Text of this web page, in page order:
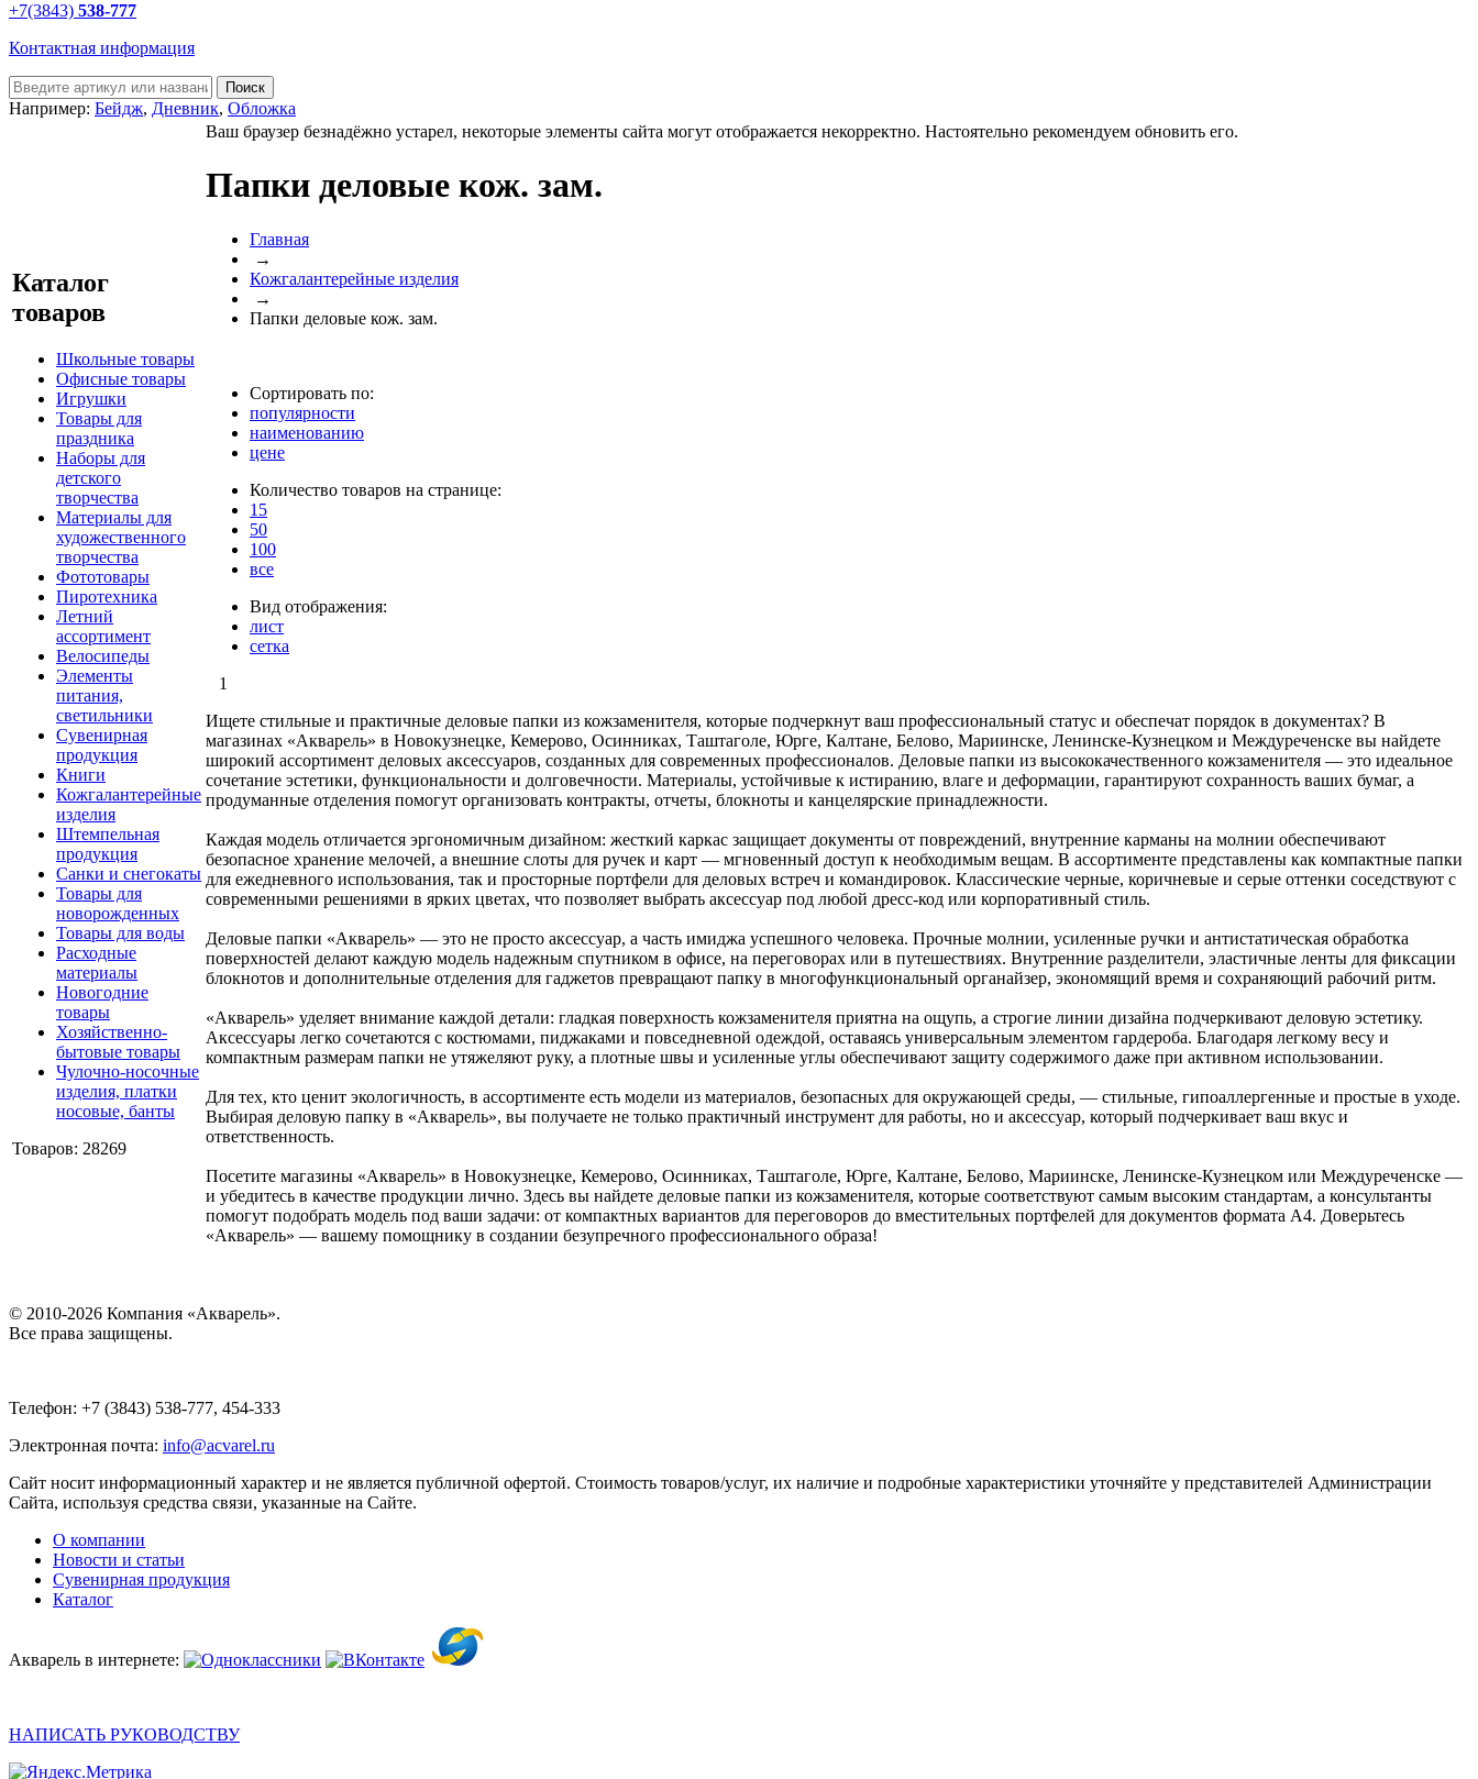
+7(3843) 538-777
Контактная информация
Например: Бейдж, Дневник, Обложка
Каталог
товаров
Школьные товары
Офисные товары
Игрушки
Товары для
праздника
Наборы для
детского
творчества
Материалы для
художественного
творчества
Фототовары
Пиротехника
Летний
ассортимент
Велосипеды
Элементы
питания,
светильники
Сувенирная
продукция
Книги
Кожгалантерейные
изделия
Штемпельная
продукция
Санки и снегокаты
Товары для
новорожденных
Товары для воды
Расходные
материалы
Новогодние
товары
Хозяйственно-
бытовые товары
Чулочно-носочные
изделия, платки
носовые, банты
Товаров: 28269
Ваш браузер безнадёжно устарел, некоторые элементы сайта могут отображается некорректно. Настоятельно рекомендуем обновить его.
Папки деловые кож. зам.
Главная
→
Кожгалантерейные изделия
→
Папки деловые кож. зам.
Сортировать по:
популярности
наименованию
цене
Количество товаров на странице:
15
50
100
все
Вид отображения:
лист
сетка
1
Ищете стильные и практичные деловые папки из кожзаменителя, которые подчеркнут ваш профессиональный статус и обеспечат порядок в документах? В
магазинах «Акварель» в Новокузнецке, Кемерово, Осинниках, Таштаголе, Юрге, Калтане, Белово, Мариинске, Ленинске-Кузнецком и Междуреченске вы найдете
широкий ассортимент деловых аксессуаров, созданных для современных профессионалов. Деловые папки из высококачественного кожзаменителя — это идеальное
сочетание эстетики, функциональности и долговечности. Материалы, устойчивые к истиранию, влаге и деформации, гарантируют сохранность ваших бумаг, а
продуманные отделения помогут организовать контракты, отчеты, блокноты и канцелярские принадлежности.
Каждая модель отличается эргономичным дизайном: жесткий каркас защищает документы от повреждений, внутренние карманы на молнии обеспечивают
безопасное хранение мелочей, а внешние слоты для ручек и карт — мгновенный доступ к необходимым вещам. В ассортименте представлены как компактные папки
для ежедневного использования, так и просторные портфели для деловых встреч и командировок. Классические черные, коричневые и серые оттенки соседствуют с
современными решениями в ярких цветах, что позволяет выбрать аксессуар под любой дресс-код или корпоративный стиль.
Деловые папки «Акварель» — это не просто аксессуар, а часть имиджа успешного человека. Прочные молнии, усиленные ручки и антистатическая обработка
поверхностей делают каждую модель надежным спутником в офисе, на переговорах или в путешествиях. Внутренние разделители, эластичные ленты для фиксации
блокнотов и дополнительные отделения для гаджетов превращают папку в многофункциональный органайзер, экономящий время и сохраняющий рабочий ритм.
«Акварель» уделяет внимание каждой детали: гладкая поверхность кожзаменителя приятна на ощупь, а строгие линии дизайна подчеркивают деловую эстетику.
Аксессуары легко сочетаются с костюмами, пиджаками и повседневной одеждой, оставаясь универсальным элементом гардероба. Благодаря легкому весу и
компактным размерам папки не утяжеляют руку, а плотные швы и усиленные углы обеспечивают защиту содержимого даже при активном использовании.
Для тех, кто ценит экологичность, в ассортименте есть модели из материалов, безопасных для окружающей среды, — стильные, гипоаллергенные и простые в уходе.
Выбирая деловую папку в «Акварель», вы получаете не только практичный инструмент для работы, но и аксессуар, который подчеркивает ваш вкус и
ответственность.
Посетите магазины «Акварель» в Новокузнецке, Кемерово, Осинниках, Таштаголе, Юрге, Калтане, Белово, Мариинске, Ленинске-Кузнецком или Междуреченске —
и убедитесь в качестве продукции лично. Здесь вы найдете деловые папки из кожзаменителя, которые соответствуют самым высоким стандартам, а консультанты
помогут подобрать модель под ваши задачи: от компактных вариантов для переговоров до вместительных портфелей для документов формата А4. Доверьтесь
«Акварель» — вашему помощнику в создании безупречного профессионального образа!
© 2010-2026 Компания «Акварель».
Все права защищены.
Телефон: +7 (3843) 538-777, 454-333
Электронная почта: info@acvarel.ru
Сайт носит информационный характер и не является публичной офертой. Стоимость товаров/услуг, их наличие и подробные характеристики уточняйте у представителей Администрации
Сайта, используя средства связи, указанные на Сайте.
О компании
Новости и статьи
Сувенирная продукция
Каталог
Акварель в интернете:
НАПИСАТЬ РУКОВОДСТВУ